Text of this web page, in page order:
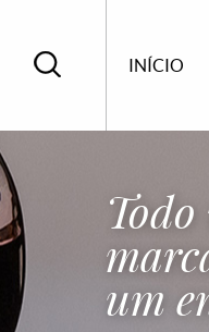
INÍCIO
um